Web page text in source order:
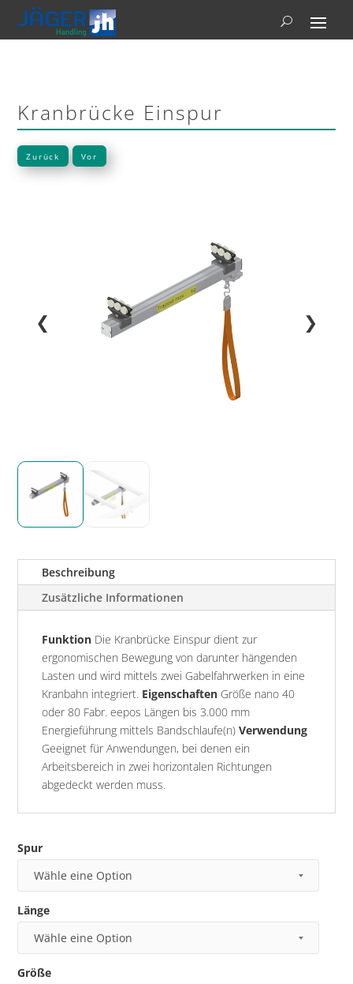
Kranbrücke Einspur
Zurück Vor
❮ ❯
Beschreibung
Zusätzliche Informationen
Funktion Die Kranbrücke Einspur dient zur
ergonomischen Bewegung von darunter hängenden
Lasten und wird mittels zwei Gabelfahrwerken in eine
Kranbahn integriert. Eigenschaften Größe nano 40
oder 80 Fabr. eepos Längen bis 3.000 mm
Energieführung mittels Bandschlaufe(n)Verwendung
Geeignet für Anwendungen, bei denen ein
Arbeitsbereich in zwei horizontalen Richtungen
abgedeckt werden muss.
Spur
Länge
Größe